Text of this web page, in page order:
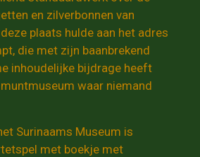
en zilverbonnen van
plaats hulde aan het adres
die met zijn baanbrekend
inhoudelijke bijdrage heeft
waar niemand
Surinaams Museum is
met boekje met